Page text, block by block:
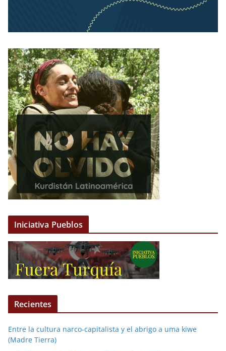
Iniciativa Pueblos
Recientes
Entre la cultura narco-capitalista y el abrigo a uma kiwe
(Madre Tierra)